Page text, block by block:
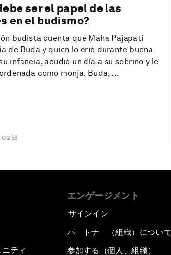
ser el papel de las
en el budismo?
budista cuenta que Maha Pajapati
de Buda y quien lo crió durante buena
infancia, acudió un día a su sobrino y le
como monja. Buda, ...
日
ティ
エンゲージメント
サインイン
パートナー（組織）につい
参加する（個人、組織）